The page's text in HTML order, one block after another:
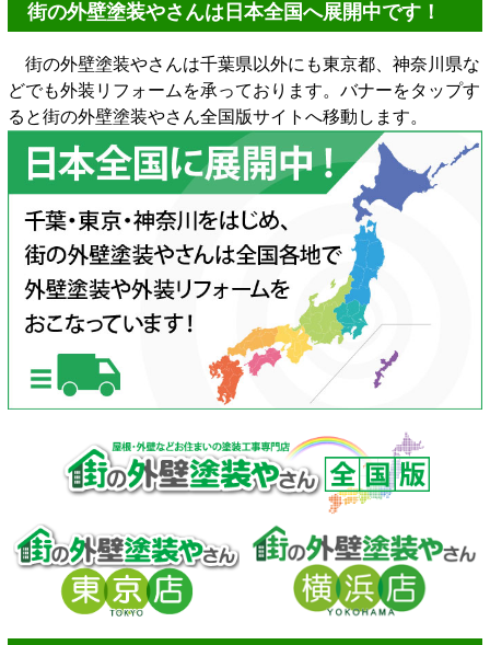
街の外壁塗装やさんは日本全国へ展開中です！
街の外壁塗装やさんは千葉県以外にも東京都、神奈川県な
どでも外装リフォームを承っております。バナーをタップす
ると街の外壁塗装やさん全国版サイトへ移動します。